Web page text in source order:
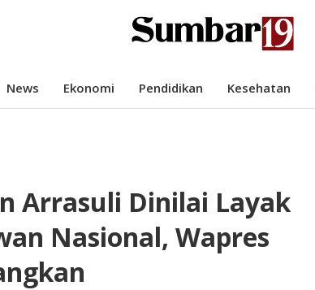
News Ekonomi Pendidikan Kesehatan
Arrasuli Dinilai Layak
Nasional, Wapres